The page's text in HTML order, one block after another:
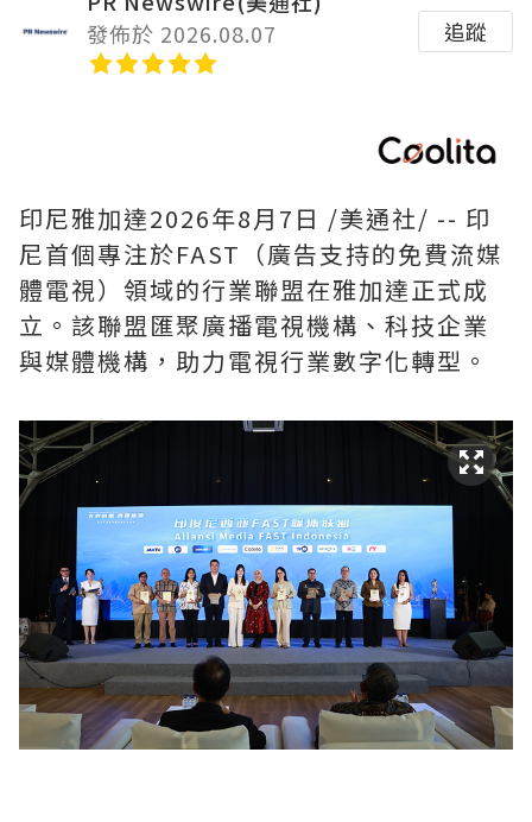
發佈於 2026.08.07
追蹤
印尼雅加達2026年8月7日 /美通社/ -- 印
尼首個專注於FAST（廣告支持的免費流媒
體電視）領域的行業聯盟在雅加達正式成
立。該聯盟匯聚廣播電視機構、科技企業
與媒體機構，助力電視行業數字化轉型。